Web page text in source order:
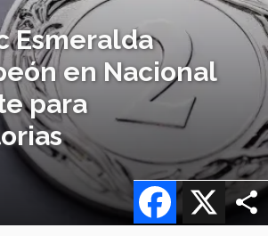
Esmeralda
en Nacional
para
X
Facebook